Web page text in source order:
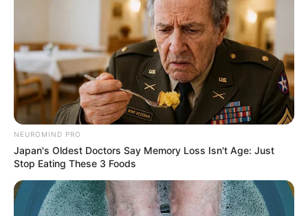
NEUROMIND PRO
Japan's Oldest Doctors Say Memory Loss Isn't Age: Just
Stop Eating These 3 Foods